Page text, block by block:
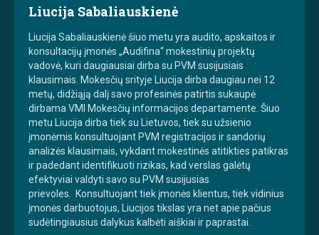
Liucija Sabaliauskienė
Liucija Sabaliauskienė šiuo metu yra audito, apskaitos ir
konsultacijų įmonės „Audifina“ mokestinių projektų
vadovė, kuri daugiausiai dirba su PVM susijusiais
klausimais. Mokesčių srityje Liucija dirba daugiau nei 12
metų, didžiąją dalį savo profesinės patirtis sukaupė
dirbama VMI Mokesčių informacijos departamente. Šiuo
metu Liucija dirba tiek su Lietuvos, tiek su užsienio
įmonėmis konsultuojant PVM registracijos ir sandorių
analizės klausimais, vykdant mokestinės atitikties patikras
ir padedant identifikuoti rizikas, kad verslas galėtų
efektyviai valdyti savo su PVM susijusias
prievoles. Konsultuojant tiek įmonės klientus, tiek vidinius
įmonės darbuotojus, Liucijos tikslas yra net apie pačius
sudėtingiausius dalykus kalbėti aiškiai ir paprastai.